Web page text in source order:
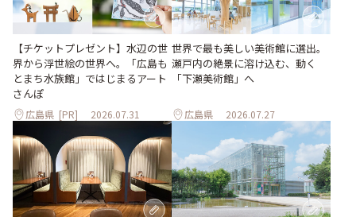
【チケットプレゼント】水辺の世
界から浮世絵の世界へ。「広島も
とまち水族館」ではじまるアート
さんぽ
広島県 [PR] 2026.07.31
世界で最も美しい美術館に選出。
瀬戸内の絶景に溶け込む、動く
「下瀬美術館」へ
広島県 2026.07.27